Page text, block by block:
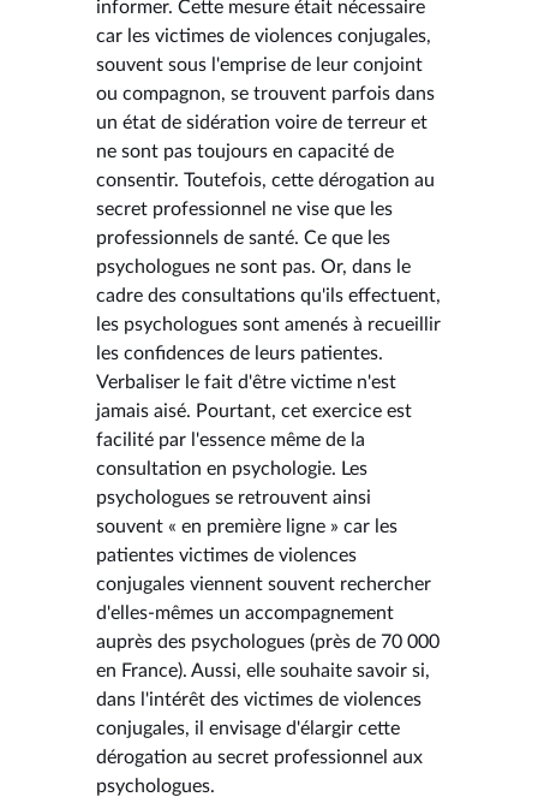
informer. Cette mesure était nécessaire
car les victimes de violences conjugales,
souvent sous l'emprise de leur conjoint
ou compagnon, se trouvent parfois dans
un état de sidération voire de terreur et
ne sont pas toujours en capacité de
consentir. Toutefois, cette dérogation au
secret professionnel ne vise que les
professionnels de santé. Ce que les
psychologues ne sont pas. Or, dans le
cadre des consultations qu'ils effectuent,
les psychologues sont amenés à recueillir
les confidences de leurs patientes.
Verbaliser le fait d'être victime n'est
jamais aisé. Pourtant, cet exercice est
facilité par l'essence même de la
consultation en psychologie. Les
psychologues se retrouvent ainsi
souvent « en première ligne » car les
patientes victimes de violences
conjugales viennent souvent rechercher
d'elles-mêmes un accompagnement
auprès des psychologues (près de 70 000
en France). Aussi, elle souhaite savoir si,
dans l'intérêt des victimes de violences
conjugales, il envisage d'élargir cette
dérogation au secret professionnel aux
psychologues.